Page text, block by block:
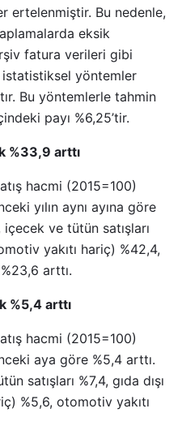
ertelenmiştir. Bu nedenle,
eksik
fatura verileri gibi
yöntemler
Bu yöntemlerle tahmin
payı %6,25’tir.
%33,9 arttı
hacmi (2015=100)
yılın aynı ayına göre
içecek ve tütün satışları
yakıtı hariç) %42,4,
arttı.
%5,4 arttı
hacmi (2015=100)
aya göre %5,4 arttı.
satışları %7,4, gıda dışı
%5,6, otomotiv yakıtı